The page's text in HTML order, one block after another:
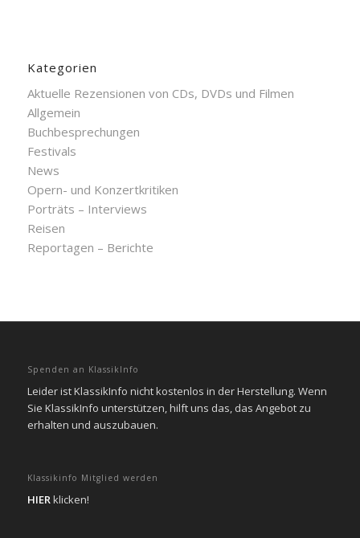
Kategorien
Aktuelle Rezensionen von CDs, DVDs und Filmen
Allgemein
Buchbesprechungen
Festivals
News
Opern- und Konzertkritiken
Porträts – Interviews
Reisen
Reportagen – Berichte
Spenden an KlassikInfo
Leider ist KlassikInfo nicht kostenlos in der Herstellung. Wenn
Sie KlassikInfo unterstützen, hilft uns das, das Angebot zu
erhalten und auszubauen.
Klassikinfo Mitglied werden
HIERklicken!